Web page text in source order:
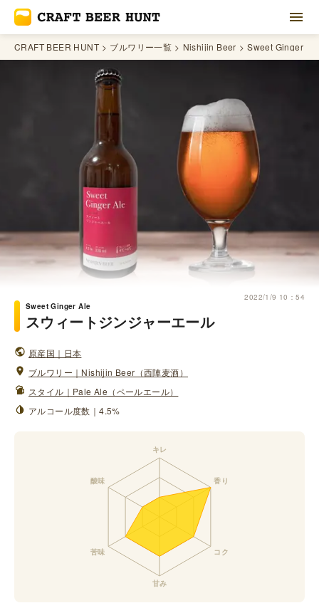
CRAFT BEER HUNT ブルワリー一覧 Nishijin Beer Sweet Ginger Ale
2022/1/9 10：54
Sweet Ginger Ale
スウィートジンジャーエール
原産国｜日本
ブルワリー｜Nishijin Beer（西陣麦酒）
スタイル｜Pale Ale（ペールエール）
アルコール度数｜4.5%